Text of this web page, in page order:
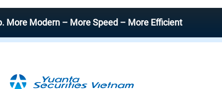
– More Speed – More Efficient